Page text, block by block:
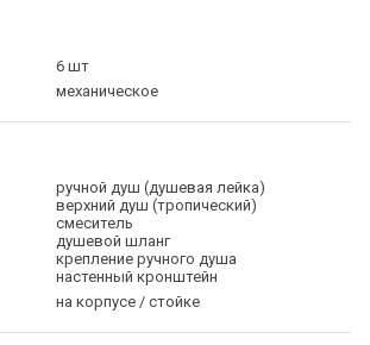
6 шт
механическое
ручной душ (душевая лейка)
верхний душ (тропический)
смеситель
душевой шланг
крепление ручного душа
настенный кронштейн
на корпусе / стойке